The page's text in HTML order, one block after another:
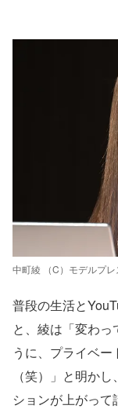
中町綾 （C）モデルプレ
普段の生活と
と、綾は「変わ
うに、プライベ
（笑）」と明か
ションが上がっ